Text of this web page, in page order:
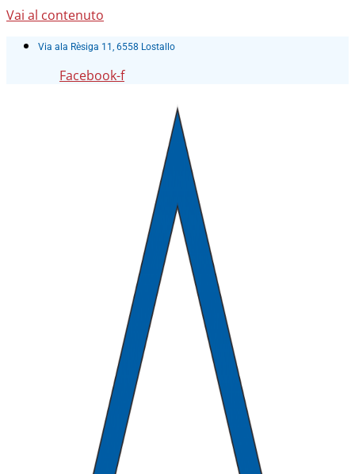
Vai al contenuto
Via ala Rèsiga 11, 6558 Lostallo
Facebook-f